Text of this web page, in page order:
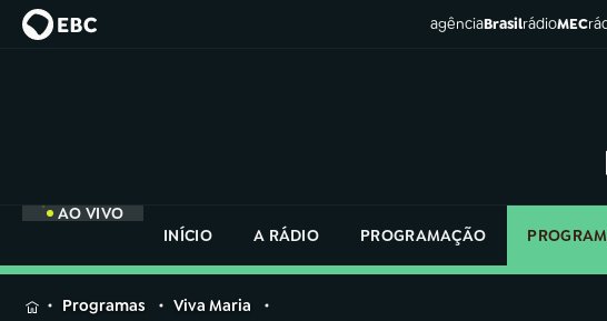
agênciaBrasilrádioMEC
AO VIVO
INÍCIO
A RÁDIO PROGRAMAÇÃO
MENUProgramas Viva Maria